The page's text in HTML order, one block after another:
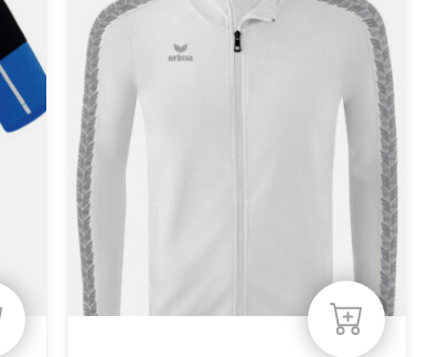
Produkt
weist
mehrere
Varianten
auf.
Die
Optionen
können
auf
der
Produktseite
gewählt
werden